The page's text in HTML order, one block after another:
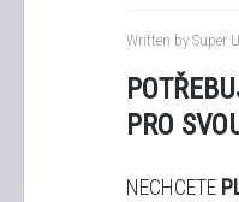
Written by Super
PRO
NECHCETE